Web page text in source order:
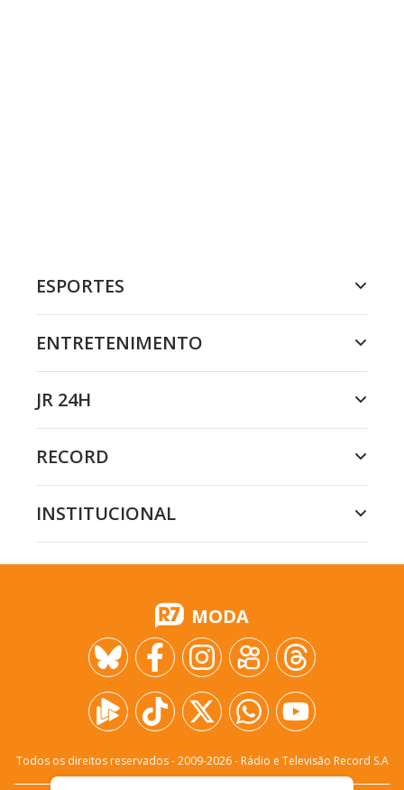
ESPORTES
ENTRETENIMENTO
JR 24H
RECORD
INSTITUCIONAL
MODA
Todos os direitos reservados - 2009-2026- Rádio e Televisão Record S.A